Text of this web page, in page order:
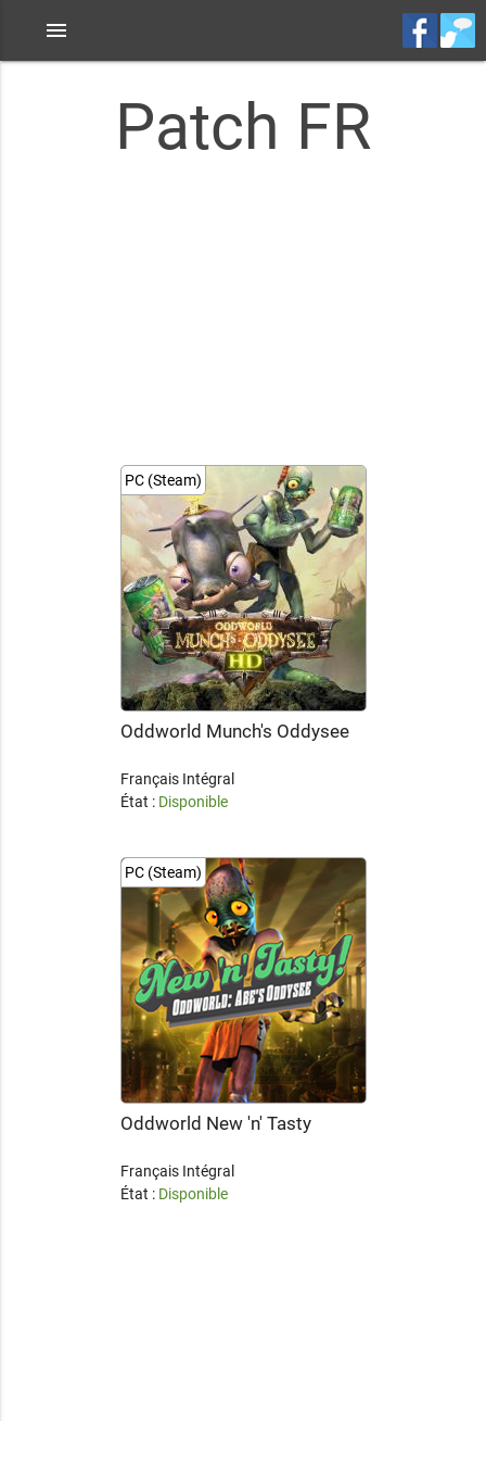
menu
Patch FR
PC (Steam)
Oddworld Munch's Oddysee
Français Intégral
État : Disponible
PC (Steam)
Oddworld New 'n' Tasty
Français Intégral
État : Disponible